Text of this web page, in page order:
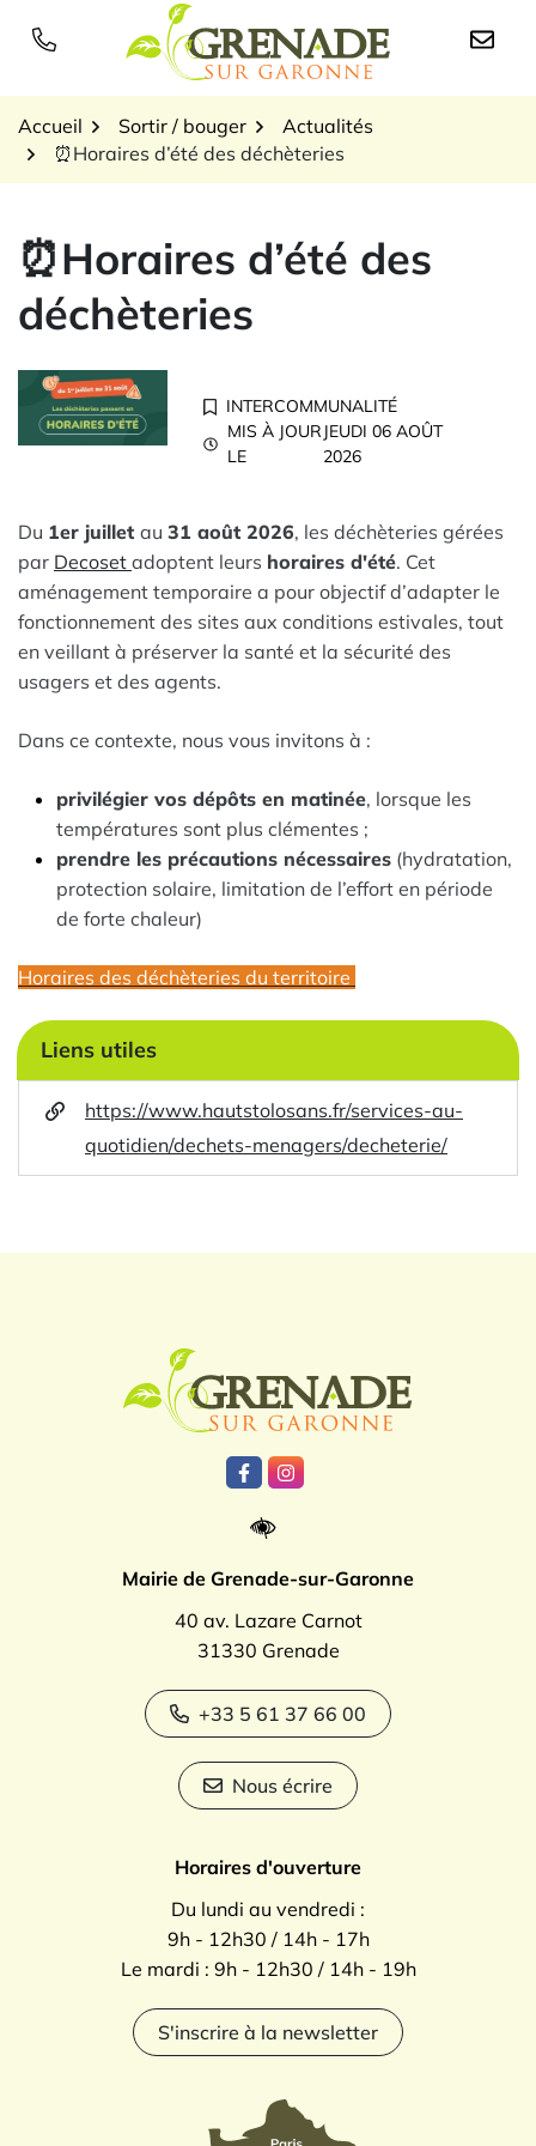
Logo Grenade sur
Accueil Sortir / bouger
Actualités
⏰Horaires d’été des déchèteries
⏰Horaires d’été des
déchèteries
INTERCOMMUNALITÉ
MIS À JOUR
LE
JEUDI 06 AOÛT
2026
Du 1er juillet au 31 août 2026, les déchèteries gérées
par Decoset adoptent leurs horaires d'été. Cet
aménagement temporaire a pour objectif d’adapter le
fonctionnement des sites aux conditions estivales, tout
en veillant à préserver la santé et la sécurité des
usagers et des agents.
Dans ce contexte, nous vous invitons à :
privilégier vos dépôts en matinée, lorsque les
températures sont plus clémentes ;
prendre les précautions nécessaires (hydratation,
protection solaire, limitation de l’effort en période
de forte chaleur)
Horaires des déchèteries du territoire
Liens utiles
https://www.hautstolosans.fr/services-au-
quotidien/dechets-menagers/decheterie/
Lien vers le compte Facebook
Lien vers le compte
Mairie de Grenade-sur-Garonne
40 av. Lazare Carnot
31330 Grenade
+33 5 61 37 66 00
Nous écrire
Horaires d'ouverture
Du lundi au vendredi :
9h - 12h30 / 14h - 17h
Le mardi : 9h - 12h30 / 14h - 19h
S'inscrire à la newsletter